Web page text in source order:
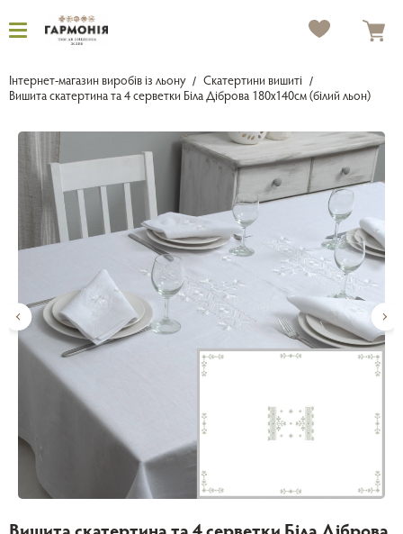
Інтернет-магазин виробів із льону
Скатертини вишиті
Вишита скатертина та 4 серветки Біла Діброва 180х140см (білий льон)